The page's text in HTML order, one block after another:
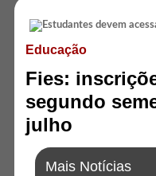
Educação
Fies:
segundo
julho
Mais Notícias